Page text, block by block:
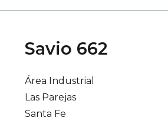
Savio 662
Área Industrial
Las Parejas
Santa Fe